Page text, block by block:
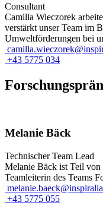
Consultant
Camilla Wieczorek
verstärkt unser Team im
Umweltförderungen bei
+43 5775 034
Melanie Bäck
Technischer Team Lead
Melanie Bäck ist Teil von
Teamleiterin des Teams
+43 5775 055